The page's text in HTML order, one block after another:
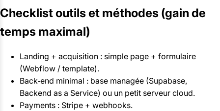
Checklist outils et méthodes (gain de
temps maximal)
Landing + acquisition : simple page + formulaire
(Webflow / template).
Back‑end minimal : base managée (Supabase,
Backend as a Service) ou un petit serveur cloud.
Payments : Stripe + webhooks.